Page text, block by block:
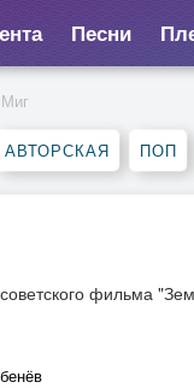
Песни
Миг
АВТОРСКАЯ ПОП
фильма